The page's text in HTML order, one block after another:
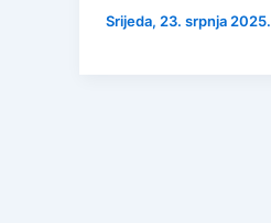
Srijeda, 23. srpnja 2025.